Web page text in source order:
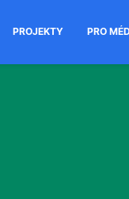
PROJEKTY PRO